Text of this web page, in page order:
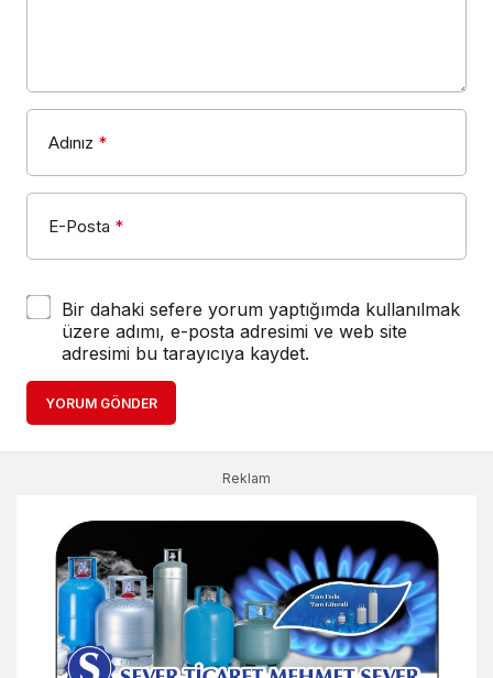
Adınız *
E-Posta *
Bir dahaki sefere yorum yaptığımda kullanılmak
üzere adımı, e-posta adresimi ve web site
adresimi bu tarayıcıya kaydet.
YORUM GÖNDER
Reklam